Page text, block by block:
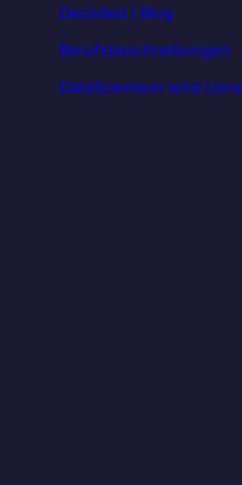
Decoded | Blog
Berufsbeschreibungen
DataScientest wird Liora